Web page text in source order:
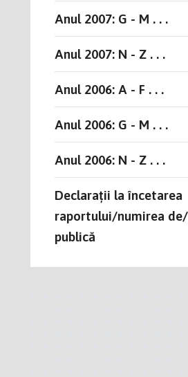
Anul 2007: G - M . . .
Anul 2007: N - Z . . .
Anul 2006: A - F . . .
Anul 2006: G - M . . .
Anul 2006: N - Z . . .
Declarații la încetarea
raportului/numirea
publică